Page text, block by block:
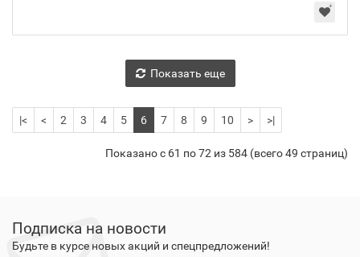
Показать еще
|< < 2 3 4 5 6 7 8 9 10 > >|
Показано с 61 по 72 из 584 (всего 49 страниц)
Подписка на новости
Будьте в курсе новых акций и спецпредложений!